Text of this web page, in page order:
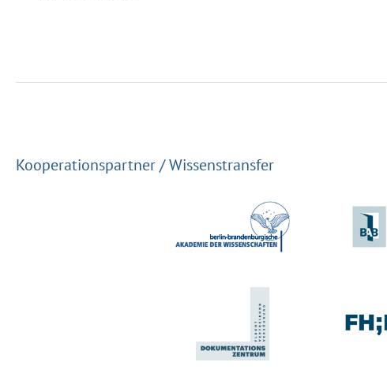
Kooperationspartner / Wissenstransfer